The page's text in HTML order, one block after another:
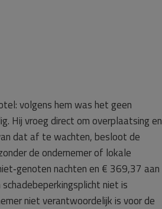
volgens hem was het geen
Hij vroeg direct om overplaatsing en
dat af te wachten, besloot de
de ondernemer of lokale
nachten en € 369,37 aan
niet is
niet verantwoordelijk is voor de